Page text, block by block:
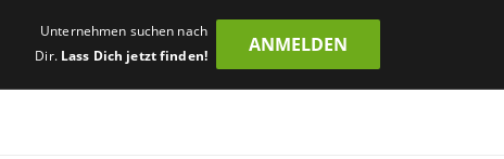
Unternehmen suchen nach
Dir. Lass Dich jetzt finden!
ANMELDEN